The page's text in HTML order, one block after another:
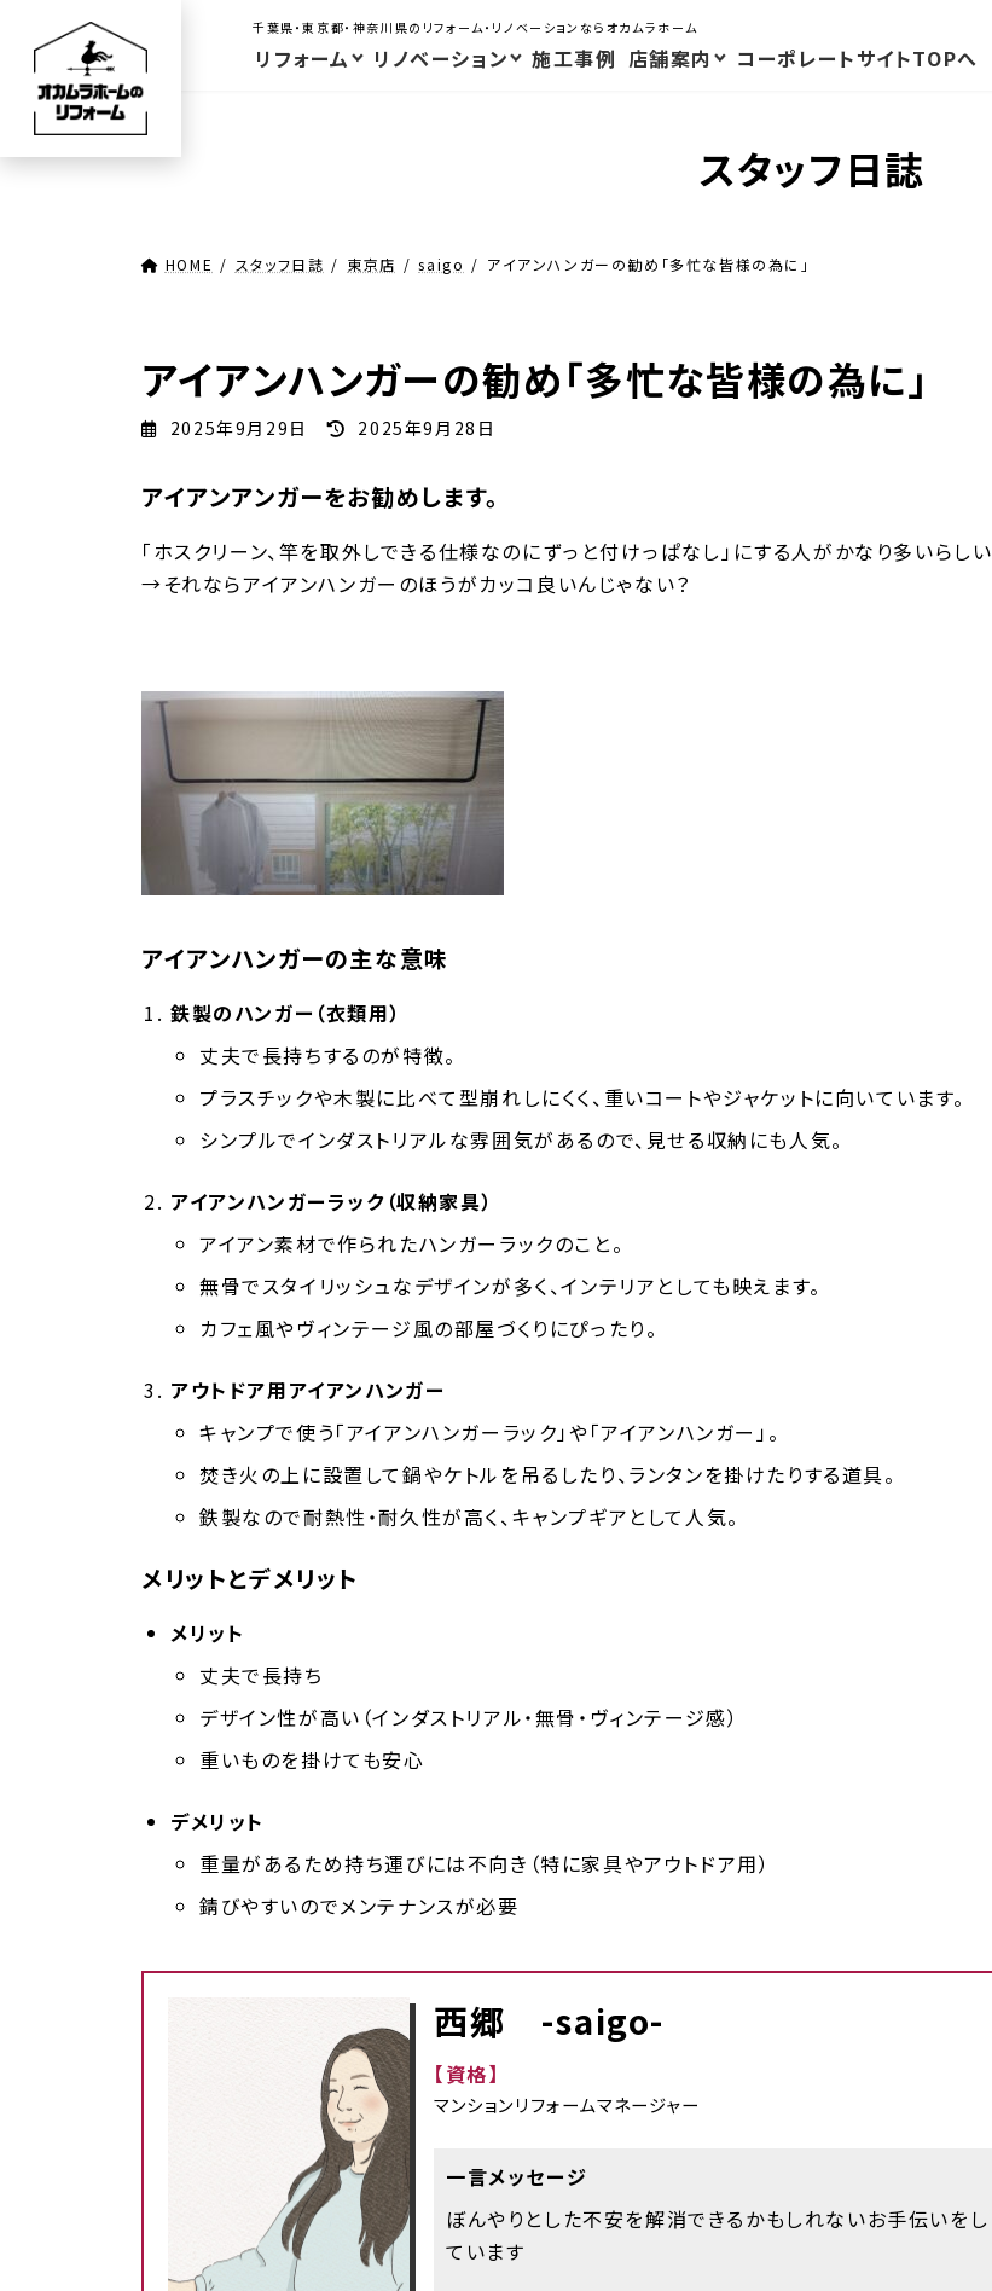
千葉県・東京都・神奈川県のリフォーム・リノベーションならオカムラホーム
リフォーム リノベーション 施工事例 店舗案内 コーポレートサイトTOPへ
スタッフ日誌
HOME スタッフ日誌 東京店 saigo アイアンハンガーの勧め「多忙な皆様の為に」
アイアンハンガーの勧め「多忙な皆様の為に」
2025年9月29日
最
更
新
日
時
:
2025年9月28日
アイアンアンガーをお勧めします。
「ホスクリーン、竿を取外しできる仕様なのにずっと付けっぱなし」にする人がかなり多いらしい
→それならアイアンハンガーのほうがカッコ良いんじゃない？
アイアンハンガーの主な意味
鉄製のハンガー（衣類用）
丈夫で長持ちするのが特徴。
プラスチックや木製に比べて型崩れしにくく、重いコートやジャケットに向いています。
シンプルでインダストリアルな雰囲気があるので、見せる収納にも人気。
アイアンハンガーラック（収納家具）
アイアン素材で作られたハンガーラックのこと。
無骨でスタイリッシュなデザインが多く、インテリアとしても映えます。
カフェ風やヴィンテージ風の部屋づくりにぴったり。
アウトドア用アイアンハンガー
キャンプで使う「アイアンハンガーラック」や「アイアンハンガー」。
焚き火の上に設置して鍋やケトルを吊るしたり、ランタンを掛けたりする道具。
鉄製なので耐熱性・耐久性が高く、キャンプギアとして人気。
メリットとデメリット
メリット
丈夫で長持ち
デザイン性が高い（インダストリアル・無骨・ヴィンテージ感）
重いものを掛けても安心
デメリット
重量があるため持ち運びには不向き（特に家具やアウトドア用）
錆びやすいのでメンテナンスが必要
西郷 -saigo-
【資格】
マンションリフォームマネージャー
一言メッセージ
ぼんやりとした不安を解消できるかもしれないお手伝いをし
ています